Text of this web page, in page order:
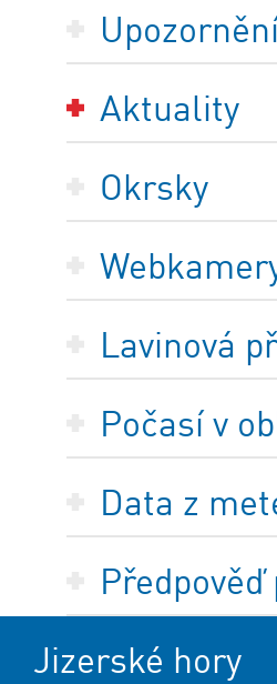
Aktuality
Okrsky
Lavinová
Počasí v
Data z
Předpověď
Jizerské hory